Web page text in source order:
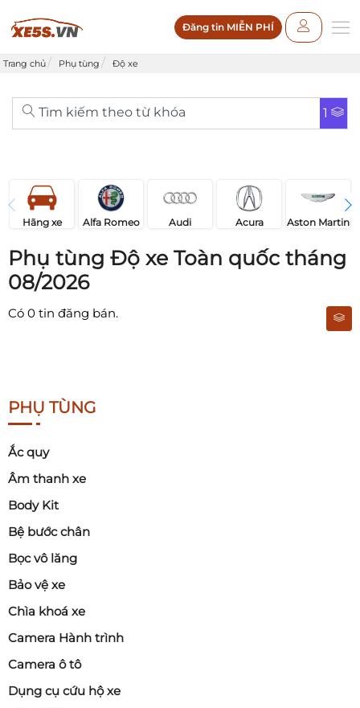
Đăng tin MIỄN PHÍ
Trang chủ Phụ tùng Độ xe
Tìm kiếm theo từ khóa 1
Hãng xe Alfa Romeo Audi Acura Aston Martin
Phụ tùng Độ xe Toàn quốc tháng
08/2026
Có 0 tin đăng bán.
PHỤ TÙNG
Ắc quy
Âm thanh xe
Body Kit
Bệ bước chân
Bọc vô lăng
Bảo vệ xe
Chìa khoá xe
Camera Hành trình
Camera ô tô
Dụng cụ cứu hộ xe